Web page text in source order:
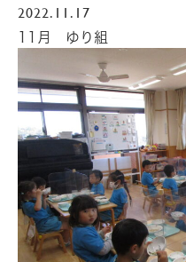
2022.11.17
11月 ゆり組